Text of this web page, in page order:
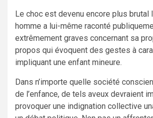
Le choc est devenu encore plus brutal
homme a lui-même raconté
extrêmement graves concernant sa
propos qui évoquent des gestes à
impliquant une enfant mineure.
Dans n’importe quelle société
de l’enfance, de tels aveux devraient
provoquer une indignation collective